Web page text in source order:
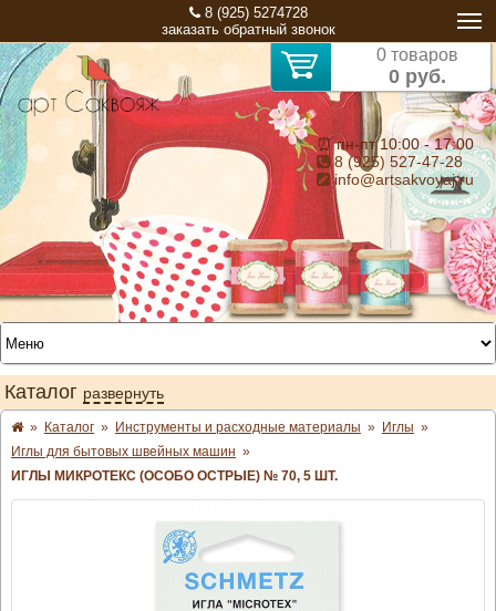
8 (925) 5274728
заказать обратный звонок
0 товаров
0 руб.
⏰ пн-пт 10:00 - 17:00
8 (925) 527-47-28
info@artsakvoyaj.ru
Каталог развернуть
» Каталог » Инструменты и расходные материалы » Иглы »
Иглы для бытовых швейных машин »
ИГЛЫ МИКРОТЕКС (ОСОБО ОСТРЫЕ) № 70, 5 ШТ.